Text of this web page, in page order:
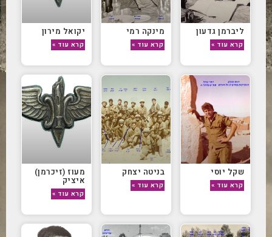
ליברמן גדעון
קרא עוד »
מינקה רמי
קרא עוד »
יקואל מירון
קרא עוד »
שקל יוסי
קרא עוד »
בניטה יצחק
קרא עוד »
מעוז (זיכרמן)
איציק
קרא עוד »